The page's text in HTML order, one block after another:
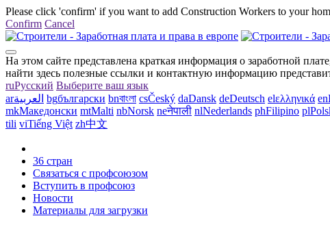
Please click 'confirm' if you want to add Construction Workers to your
Confirm Cancel
На этом сайте представлена краткая информация о заработной
найти здесь полезные ссылки и контактную информацию
ruРусский Выберите ваш язык
arالعربية bgбългарски bnবাংলা csČeský daDansk deDeutsch elελληνικά en
mkМакедонски mtMalti nbNorsk neनेपाली nlNederlands phFilipino pl
tili viTiếng Việt zh中文
36 стран
Связаться с профсоюзом
Вступить в профсоюз
Новости
Материалы для загрузки